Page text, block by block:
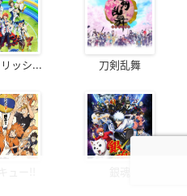
ッシ... 刀剣乱舞